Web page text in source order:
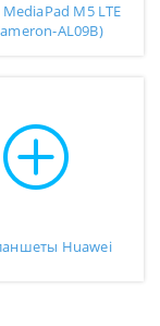
M5 LTE
AL09B)
Huawei